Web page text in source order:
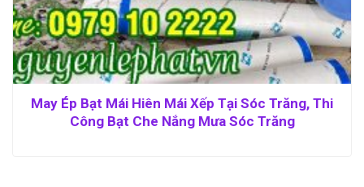
May Ép Bạt Mái Hiên Mái Xếp Tại Sóc Trăng, Thi
Công Bạt Che Nắng Mưa Sóc Trăng